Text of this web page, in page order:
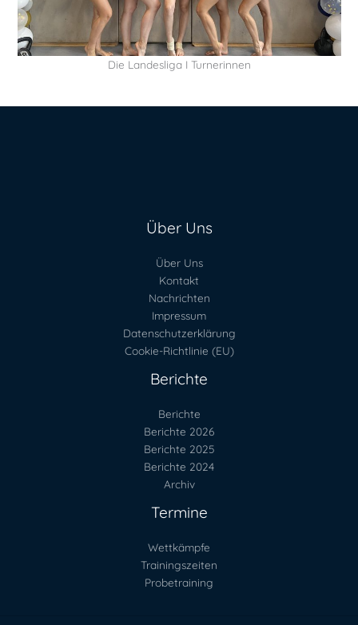
Die Landesliga I Turnerinnen
Über Uns
Über Uns
Kontakt
Nachrichten
Impressum
Datenschutzerklärung
Cookie-Richtlinie (EU)
Berichte
Berichte
Berichte 2026
Berichte 2025
Berichte 2024
Archiv
Termine
Wettkämpfe
Trainingszeiten
Probetraining